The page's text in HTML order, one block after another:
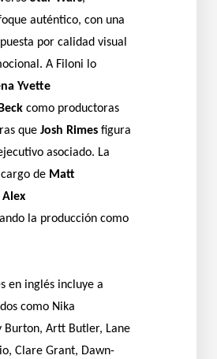
auténtico, con una
por calidad visual
A Filoni lo
Yvette
como productoras
que Josh Rimes figura
asociado. La
de Matt
Alex
la producción como
en inglés incluye a
como Nika
Burton, Artt Butler, Lane
Clare Grant, Dawn-